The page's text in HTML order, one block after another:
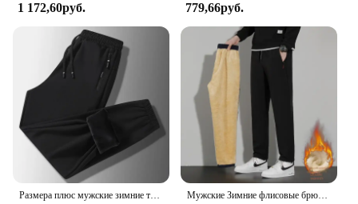
1 172,60руб. 779,66руб.
Размера плюс мужские зимние теплые спортивные брюки с подкладкой водонепроницаемые уличные спортивные брюки повседневные свободные толстые штаны 8XL для бега Мужские Зимние флисовые брюки, плотные теплые Новые повседневные брюки на шнуровке из овечьей кожи, высококачественные спортивные брюки с карманами на молнии для бега